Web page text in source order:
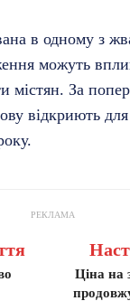
в одному з
можуть
містян. За
відкриють
РЕКЛАМА
Ціна на